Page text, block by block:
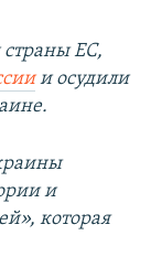
ЕС,
и осудили
и
которая